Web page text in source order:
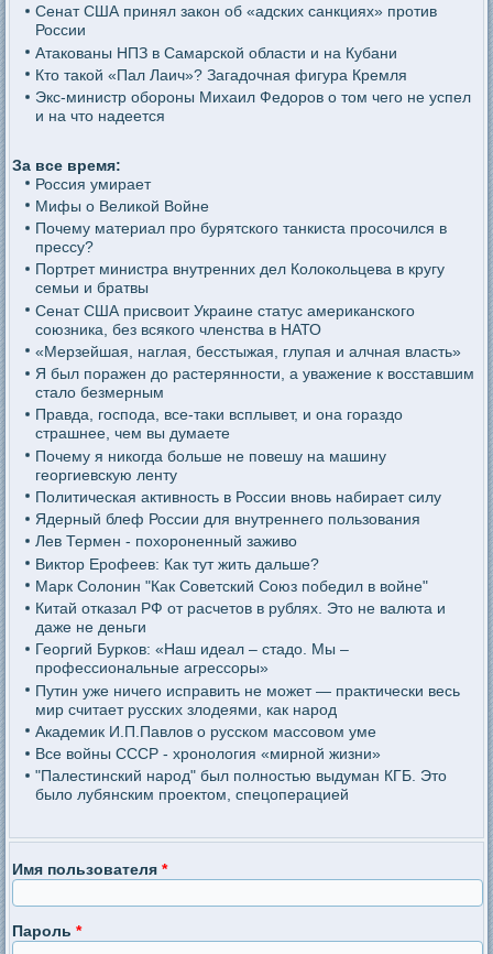
Сенат США принял закон об «адских санкциях» против
России
Атакованы НПЗ в Самарской области и на Кубани
Кто такой «Пал Лаич»? Загадочная фигура Кремля
Экс-министр обороны Михаил Федоров о том чего не успел
и на что надеется
За все время:
Россия умирает
Мифы о Великой Войне
Почему материал про бурятского танкиста просочился в
прессу?
Портрет министра внутренних дел Колокольцева в кругу
семьи и братвы
Сенат США присвоит Украине статус американского
союзника, без всякого членства в НАТО
«Мерзейшая, наглая, бесстыжая, глупая и алчная власть»
Я был поражен до растерянности, а уважение к восставшим
стало безмерным
Правда, господа, все-таки всплывет, и она гораздо
страшнее, чем вы думаете
Почему я никогда больше не повешу на машину
георгиевскую ленту
Политическая активность в России вновь набирает силу
Ядерный блеф России для внутреннего пользования
Лев Термен - похороненный заживо
Виктор Ерофеев: Как тут жить дальше?
Марк Солонин "Как Советский Союз победил в войне"
Китай отказал РФ от расчетов в рублях. Это не валюта и
даже не деньги
Георгий Бурков: «Наш идеал – стадо. Мы –
профессиональные агрессоры»
Путин уже ничего исправить не может — практически весь
мир считает русских злодеями, как народ
Академик И.П.Павлов о русском массовом уме
Все войны СССР - хронология «мирной жизни»
"Палестинский народ" был полностью выдуман КГБ. Это
было лубянским проектом, спецоперацией
Имя пользователя*
Пароль*